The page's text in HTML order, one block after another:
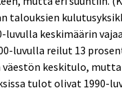
talouksien
keskimäärin
luvulla reilut 13
keskitulo, mutta
tulot olivat 1990-